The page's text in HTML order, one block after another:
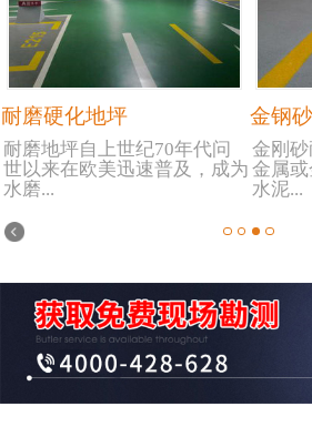
耐磨硬化地坪
耐磨地坪自上世纪70年代问
世以来在欧美迅速普及，成为
水磨...
金钢
金刚
金属
水泥...